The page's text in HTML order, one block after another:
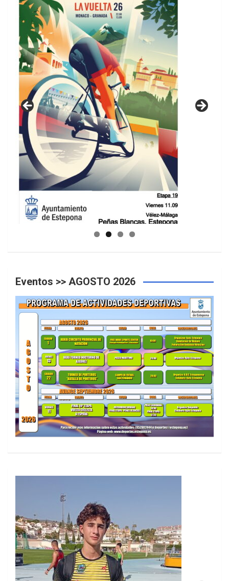
GUIA DE INSTALACIONES DEPORTIVAS
Eventos >> AGOSTO 2026